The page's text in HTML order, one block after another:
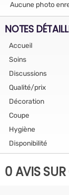
Aucune photo
NOTES
Accueil
Soins
Discussions
Qualité/prix
Décoration
Coupe
Hygiène
Disponibilité
0 AVIS